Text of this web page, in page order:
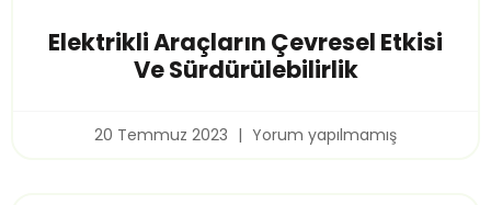
Elektrikli Araçların Çevresel Etkisi
Ve Sürdürülebilirlik
20 Temmuz 2023 Yorum yapılmamış